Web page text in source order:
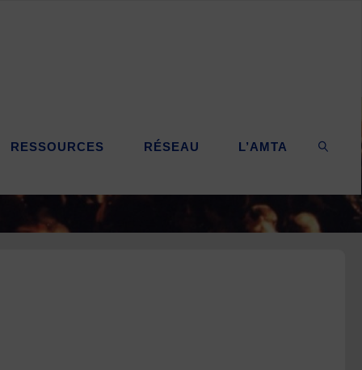
RESSOURCES RÉSEAU L’AMTA